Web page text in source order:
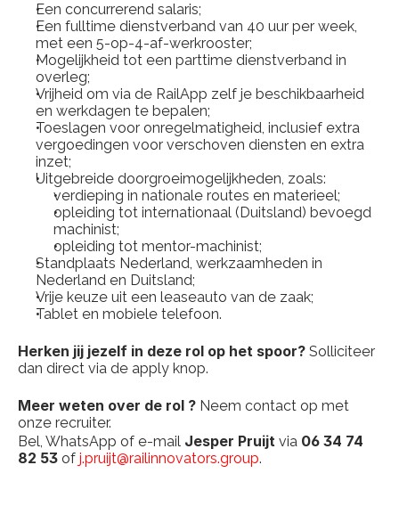
Een concurrerend salaris;
Een fulltime dienstverband van 40 uur per week,
met een 5-op-4-af-werkrooster;
Mogelijkheid tot een parttime dienstverband in
overleg;
Vrijheid om via de RailApp zelf je beschikbaarheid
en werkdagen te bepalen;
Toeslagen voor onregelmatigheid, inclusief extra
vergoedingen voor verschoven diensten en extra
inzet;
Uitgebreide doorgroeimogelijkheden, zoals:
verdieping in nationale routes en materieel;
opleiding tot internationaal (Duitsland) bevoegd
machinist;
opleiding tot mentor-machinist;
Standplaats Nederland, werkzaamheden in
Nederland en Duitsland;
Vrije keuze uit een leaseauto van de zaak;
Tablet en mobiele telefoon.
Herken jij jezelf in deze rol op het spoor? Solliciteer
dan direct via de apply knop.
Meer weten over de rol ? Neem contact op met
onze recruiter.
Bel, WhatsApp of e-mail Jesper Pruijt via 06 34 74
82 53 of j.pruijt@railinnovators.group.